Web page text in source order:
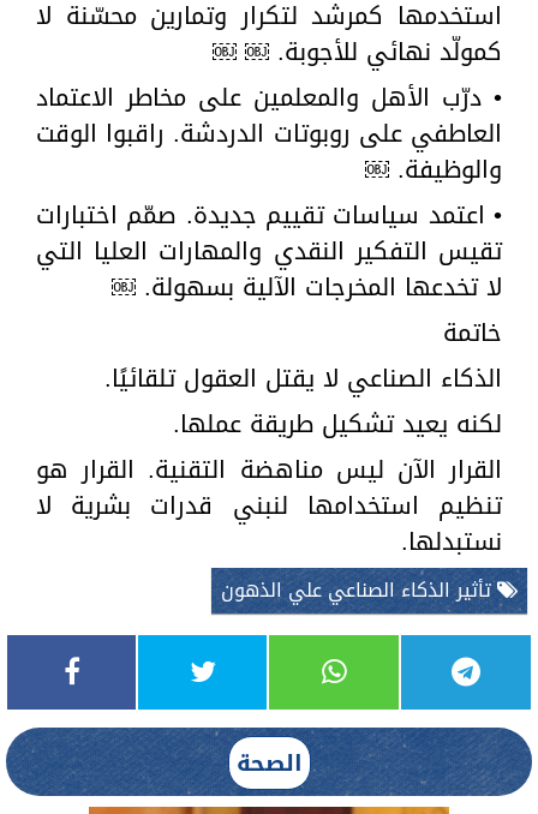
استخدمها كمرشد لتكرار وتمارين محسّنة لا
كمولّد نهائي للأجوبة. ￼ ￼
• درّب الأهل والمعلمين على مخاطر الاعتماد
العاطفي على روبوتات الدردشة. راقبوا الوقت
والوظيفة. ￼
• اعتمد سياسات تقييم جديدة. صمّم اختبارات
تقيس التفكير النقدي والمهارات العليا التي
لا تخدعها المخرجات الآلية بسهولة. ￼
خاتمة
الذكاء الصناعي لا يقتل العقول تلقائيًا.
لكنه يعيد تشكيل طريقة عملها.
القرار الآن ليس مناهضة التقنية. القرار هو
تنظيم استخدامها لنبني قدرات بشرية لا
نستبدلها.
تأثير الذكاء الصناعي علي الذهون
الصحة